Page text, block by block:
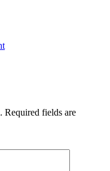
Required fields are